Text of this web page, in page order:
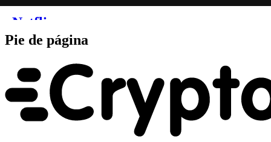
Pie de página